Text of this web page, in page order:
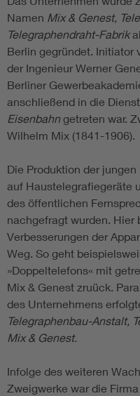
Namen Mix & Genest,
Telegraphendraht-Fabrik
Berlin gegründet. Initiator
der Ingenieur Werner
Berliner
anschließend in die
Eisenbahngetreten war.
Wilhelm Mix (1841-1906).
Die Produktion der
auf Haustelegrafiegeräte
des öffentlichen
nachgefragt wurden. Hier
Verbesserungen der
Weg. So geht
»Doppeltelefons« mit
Mix & Genest zruück.
des Unternehmens
Telegraphenbau-Anstalt,
Mix & Genest.
Infolge des weiteren
Zweigwerke war die